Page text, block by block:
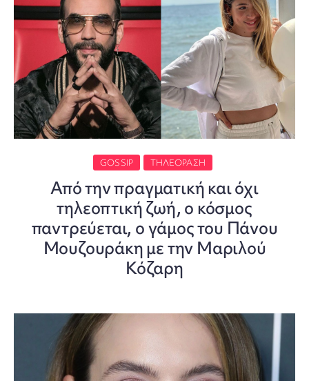
GOSSIP ΤΗΛΕΌΡΑΣΗ
Από την πραγματική και όχι
τηλεοπτική ζωή, ο κόσμος
παντρεύεται, ο γάμος του Πάνου
Μουζουράκη με την Μαριλού
Κόζαρη